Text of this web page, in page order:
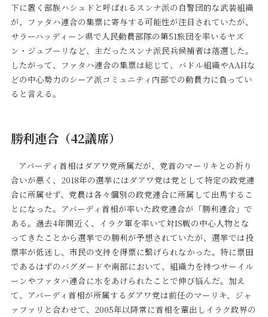
下に置く部族ハシュドと呼ばれるスンナ派の自警団的な武装組織
が、ファタハ連合の集票に寄与する可能性が注目されていたが、
サラーハッディーン県で人民動員部隊の第51旅団を率いるヤズ
ン・ジュブーリなど、主だったスンナ派民兵候補者は落選した。
したがって、ファタハ連合の集票は総じて、バドル組織やAAHな
どの中心勢力のシーア派コミュニティ内部での動員力に負ってい
ると言える。
勝利連合（42議席）
アバーディ首相はダアワ党所属だが、党首のマーリキとの折り
合いが悪く、2018年の選挙にはダアワ党は党として特定の政党連
合に所属せず、党員は各々個別の政党連合に所属して出馬するこ
とになった。アバーディ首相が率いた政党連合が「勝利連合」で
ある。過去4年間近く、イラク軍を率いて対IS戦の中心人物とな
ってきたことから選挙での勝利が予想されていたが、選挙では投
票率が低迷し、市民の支持を得票に繋げられなかった。特に票田
であるはずのバグダードや南部において、組織力を持つサーイル
ーンやファタハ連合に水をあけられたことで伸び悩んだ。加え
て、アバーディ首相が所属するダアワ党は前任のマーリキ、ジャ
ァファリと合わせて、2005年以降常に首相を輩出しイラク政界の